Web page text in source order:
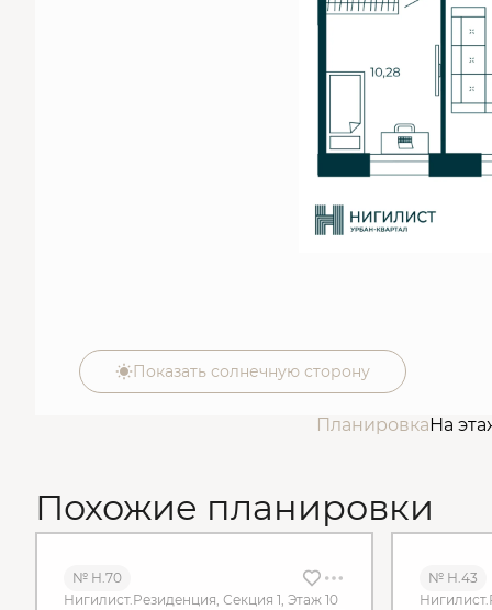
Показать солнечную сторону
ПланировкаНа
Похожие планировки
№ Н.70
Нигилист.Резиденция, Секция 1, Этаж 10
№ Н.43